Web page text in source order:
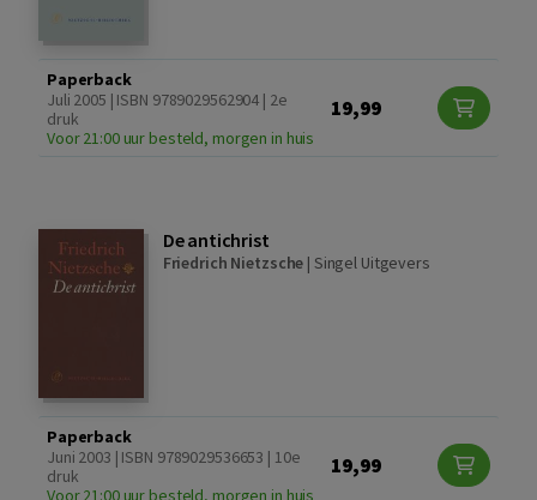
Paperback
Juli 2005 | ISBN 9789029562904 | 2e
druk
Voor 21:00 uur besteld, morgen in huis
19,99
De antichrist
Friedrich Nietzsche | Singel Uitgevers
Paperback
Juni 2003 | ISBN 9789029536653 | 10e
druk
Voor 21:00 uur besteld, morgen in huis
19,99